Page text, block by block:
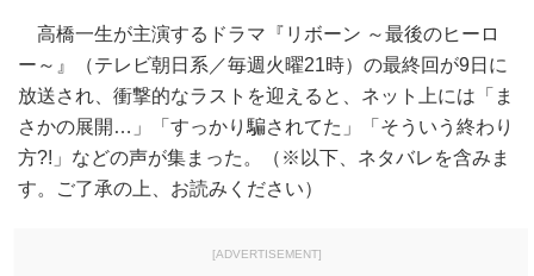
高橋一生が主演するドラマ『リボーン ～最後のヒーロ
ー～』（テレビ朝日系／毎週火曜21時）の最終回が9日に
放送され、衝撃的なラストを迎えると、ネット上には「ま
さかの展開…」「すっかり騙されてた」「そういう終わり
方?!」などの声が集まった。（※以下、ネタバレを含みま
す。ご了承の上、お読みください）
[ADVERTISEMENT]